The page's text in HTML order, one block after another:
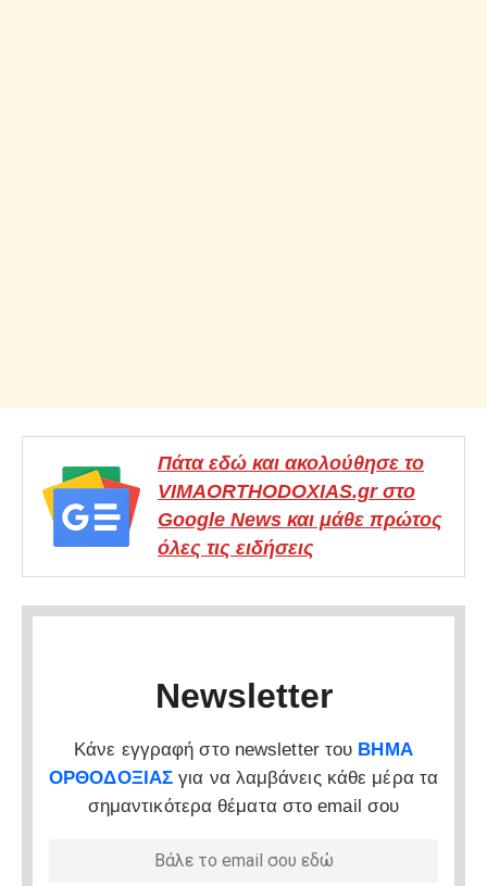
Πάτα εδώ και ακολούθησε το
VIMAORTHODOXIAS.gr στο
Google News και μάθε πρώτος
όλες τις ειδήσεις
Newsletter
Κάνε εγγραφή στο newsletter του ΒΗΜΑ
ΟΡΘΟΔΟΞΙΑΣ για να λαμβάνεις κάθε μέρα τα
σημαντικότερα θέματα στο email σου